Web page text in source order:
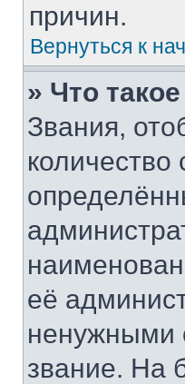
причин.
Вернуться к
» Что
Звания,
её
ненужными
звание. На